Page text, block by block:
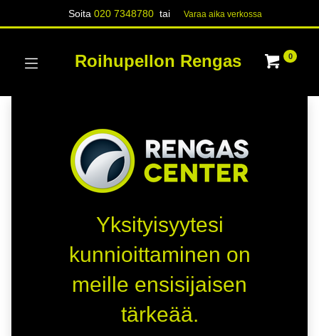
Soita020 7348780 tai Varaa aika verk​​​​ossa
Roihupellon Rengas 0
Yksityisyytesi
kunnioittaminen on
meille ensisijaisen
tärkeää.